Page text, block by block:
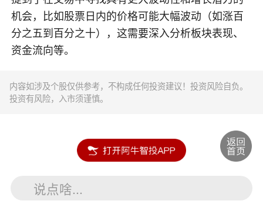
机会，比如股票日内的价格可能大幅波动（如涨百
分之五到百分之十），这需要深入分析板块表现、
资金流向等。
内容如涉及个股仅供参考，不构成任何投资建议！投资风险自负。
投资有风险，入市须谨慎。
说点啥...